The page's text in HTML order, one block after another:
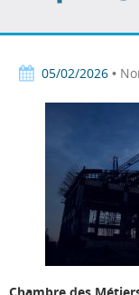
05/02/2026 •